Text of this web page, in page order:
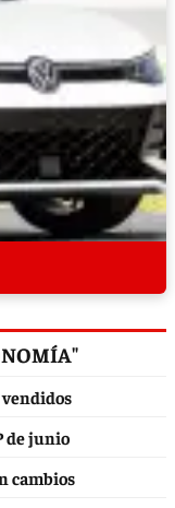
vendidos
de junio
cambios